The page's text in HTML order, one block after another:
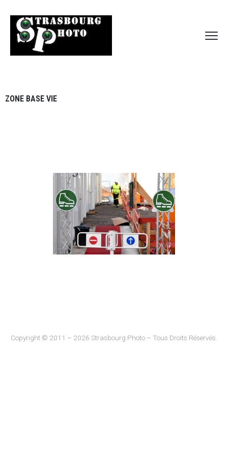
ZONE BASE VIE
Copyright © 2011 – 2026 Strasbourg Photo – Tous Droits Réservés.